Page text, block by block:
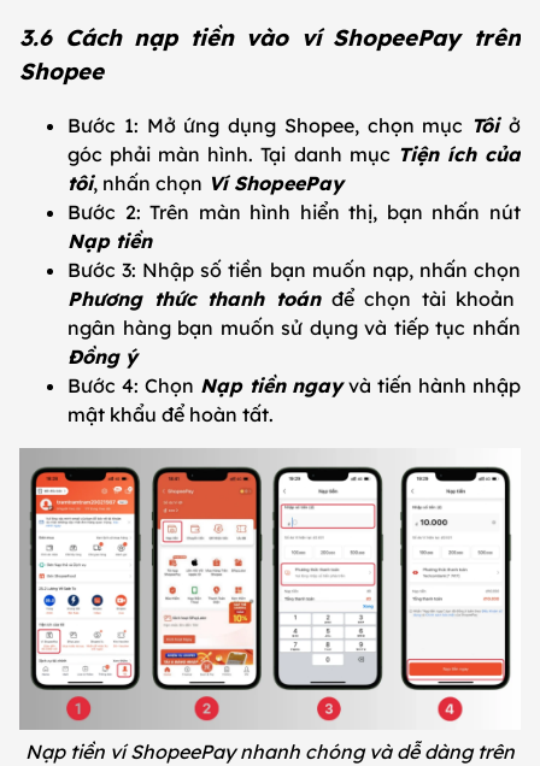
3.6 Cách nạp tiền vào ví ShopeePay trên
Shopee
Bước 1: Mở ứng dụng Shopee, chọn mục Tôiở
góc phải màn hình. Tại danh mục Tiện ích của
tôi, nhấn chọn Ví ShopeePay
Bước 2: Trên màn hình hiển thị, bạn nhấn nút
Nạp tiền
Bước 3: Nhập số tiền bạn muốn nạp, nhấn chọn
Phương thức thanh toánđể chọn tài khoản
ngân hàng bạn muốn sử dụng và tiếp tục nhấn
Đồng ý
Bước 4: Chọn Nạp tiền ngayvà tiến hành nhập
mật khẩu để hoàn tất.
Nạp tiền ví ShopeePay nhanh chóng và dễ dàng trên